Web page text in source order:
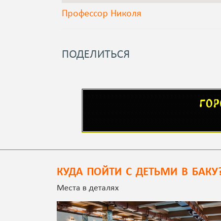
Профессор Николя
ПОДЕЛИТЬСЯ
КУДА ПОЙТИ С ДЕТЬМИ В
Места в деталях